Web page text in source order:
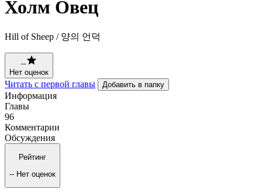
Холм Овец
Hill of Sheep / 양의 언덕
--
Нет оценок
Читать с первой главы Добавить в папку
Информация
Главы
96
Комментарии
Обсуждения
Рейтинг
-- Нет оценок